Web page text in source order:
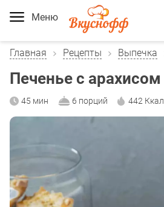
Меню
Главная Рецепты Выпечка
Печенье с арахисом
45 мин 6 порций 442 Ккал